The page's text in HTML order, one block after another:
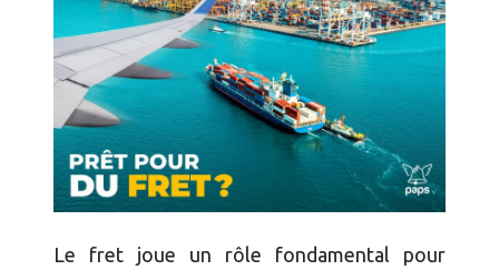
Le fret joue un rôle fondamental pour